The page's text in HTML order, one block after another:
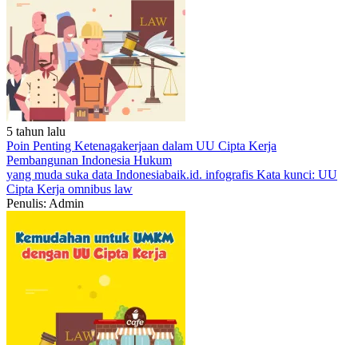
5 tahun lalu
Poin Penting Ketenagakerjaan dalam UU Cipta Kerja
Pembangunan Indonesia Hukum
yang muda suka data Indonesiabaik.id. infografis Kata kunci: UU
Cipta Kerja omnibus law
Penulis: Admin